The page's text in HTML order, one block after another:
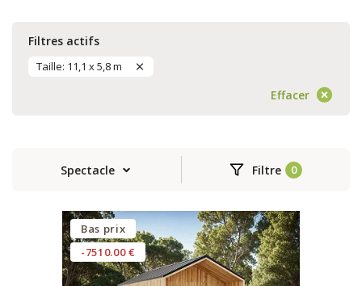
Filtres actifs
Taille: 11,1 x 5,8 m
Effacer
Spectacle Filtre
Bas prix
-7510.00 €